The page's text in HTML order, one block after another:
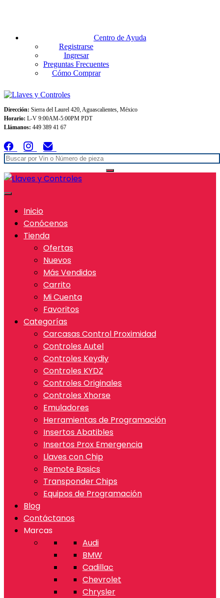
Centro de Ayuda
Registrarse
Ingresar
Preguntas Frecuentes
Cómo Comprar
Dirección: Sierra del Laurel 420, Aguascalientes, México
Horario: L-V 9:00AM-5:00PM PDT
Llámanos: 449 389 41 67
Inicio
Conócenos
Tienda
Ofertas
Nuevos
Más Vendidos
Carrito
Mi Cuenta
Favoritos
Categorías
Carcasas Control Proximidad
Controles Autel
Controles Keydiy
Controles KYDZ
Controles Originales
Controles Xhorse
Emuladores
Herramientas de Programación
Insertos Abatibles
Insertos Prox Emergencia
Llaves con Chip
Remote Basics
Transponder Chips
Equipos de Programación
Blog
Contáctanos
Marcas
Audi
BMW
Cadillac
Chevrolet
Chrysler